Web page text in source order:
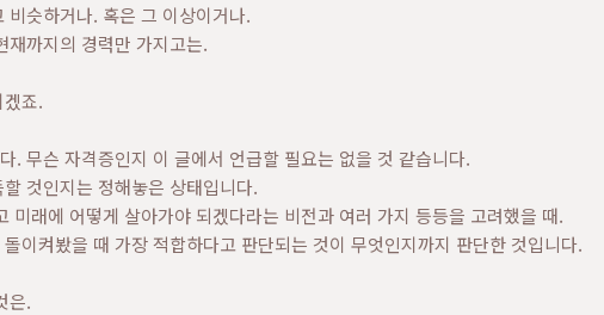
비슷하거나. 혹은 그 이상이거나.
재까지의 경력만 가지고는.
죠.
. 무슨 자격증인지 이 글에서 언급할 필요는 없을 것 같습니다.
것인지는 정해놓은 상태입니다.
미래에 어떻게 살아가야 되겠다라는 비전과 여러 가지 등등을 고려했을 때.
이켜봤을 때 가장 적합하다고 판단되는 것이 무엇인지까지 판단한 것입니다.
은.